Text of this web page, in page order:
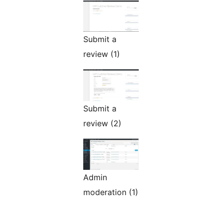
Submit a
review (1)
Submit a
review (2)
Admin
moderation (1)